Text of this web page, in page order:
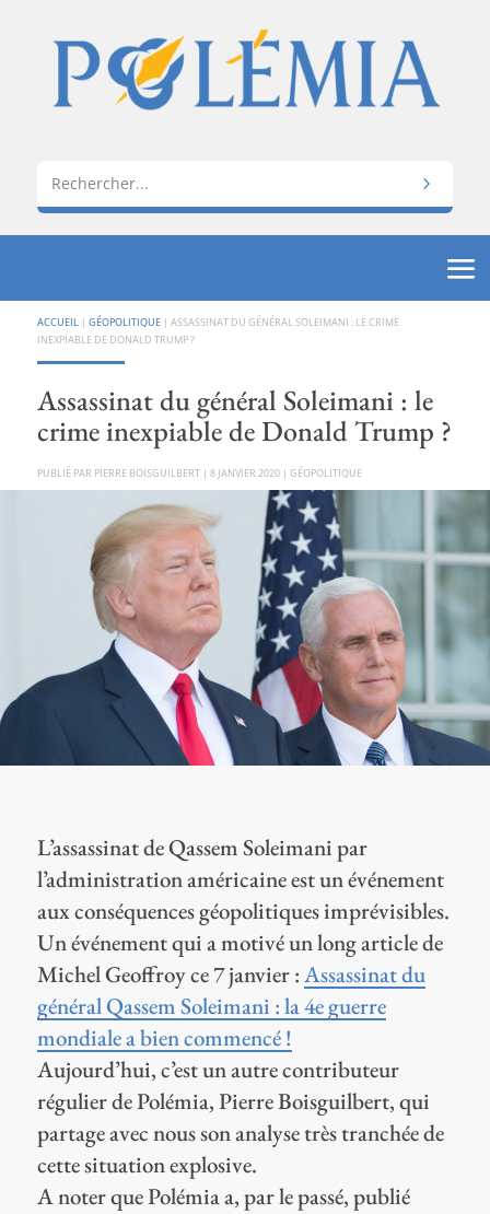
ACCUEIL | GÉOPOLITIQUE| ASSASSINAT DU GÉNÉRAL SOLEIMANI : LE CRIME
INEXPIABLE DE DONALD TRUMP ?
Assassinat du général Soleimani : le
crime inexpiable de Donald Trump ?
PAR PIERRE BOISGUILBERT| 8 JANVIER 2020| GÉOPOLITIQUE
L’assassinat de Qassem Soleimani par
l’administration américaine est un événement
aux conséquences géopolitiques imprévisibles.
Un événement qui a motivé un long article de
Michel Geoffroy ce 7 janvier :Assassinat du
général Qassem Soleimani : la 4e guerre
mondiale a bien commencé !
Aujourd’hui, c’est un autre contributeur
régulier de Polémia, Pierre Boisguilbert, qui
partage avec nous son analyse très tranchée de
cette situation explosive.
A noter que Polémia a, par le passé, publié